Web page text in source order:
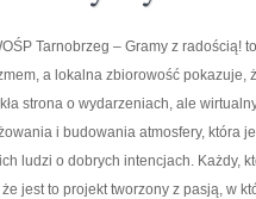
Tarnobrzeg – Gramy z radością!
a lokalna zbiorowość pokazuje,
strona o wydarzeniach, ale
i budowania atmosfery, która
ludzi o dobrych intencjach. Każdy,
jest to projekt tworzony z pasją, w